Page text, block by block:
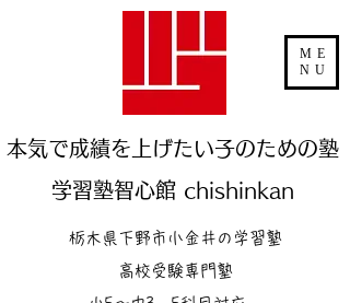
本気で成績を上げたい子のための塾
学習塾智心館 chishinkan
ME
NU
栃木県下野市小金井の学習塾
高校受験専門塾